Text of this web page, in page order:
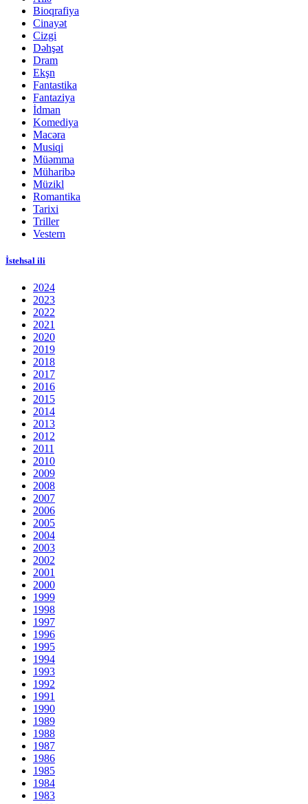
Bioqrafiya
Cinayət
Cizgi
Dəhşət
Dram
Ekşn
Fantastika
Fantaziya
İdman
Komediya
Macəra
Musiqi
Müəmma
Müharibə
Müzikl
Romantika
Tarixi
Triller
Vestern
İstehsal ili
2024
2023
2022
2021
2020
2019
2018
2017
2016
2015
2014
2013
2012
2011
2010
2009
2008
2007
2006
2005
2004
2003
2002
2001
2000
1999
1998
1997
1996
1995
1994
1993
1992
1991
1990
1989
1988
1987
1986
1985
1984
1983